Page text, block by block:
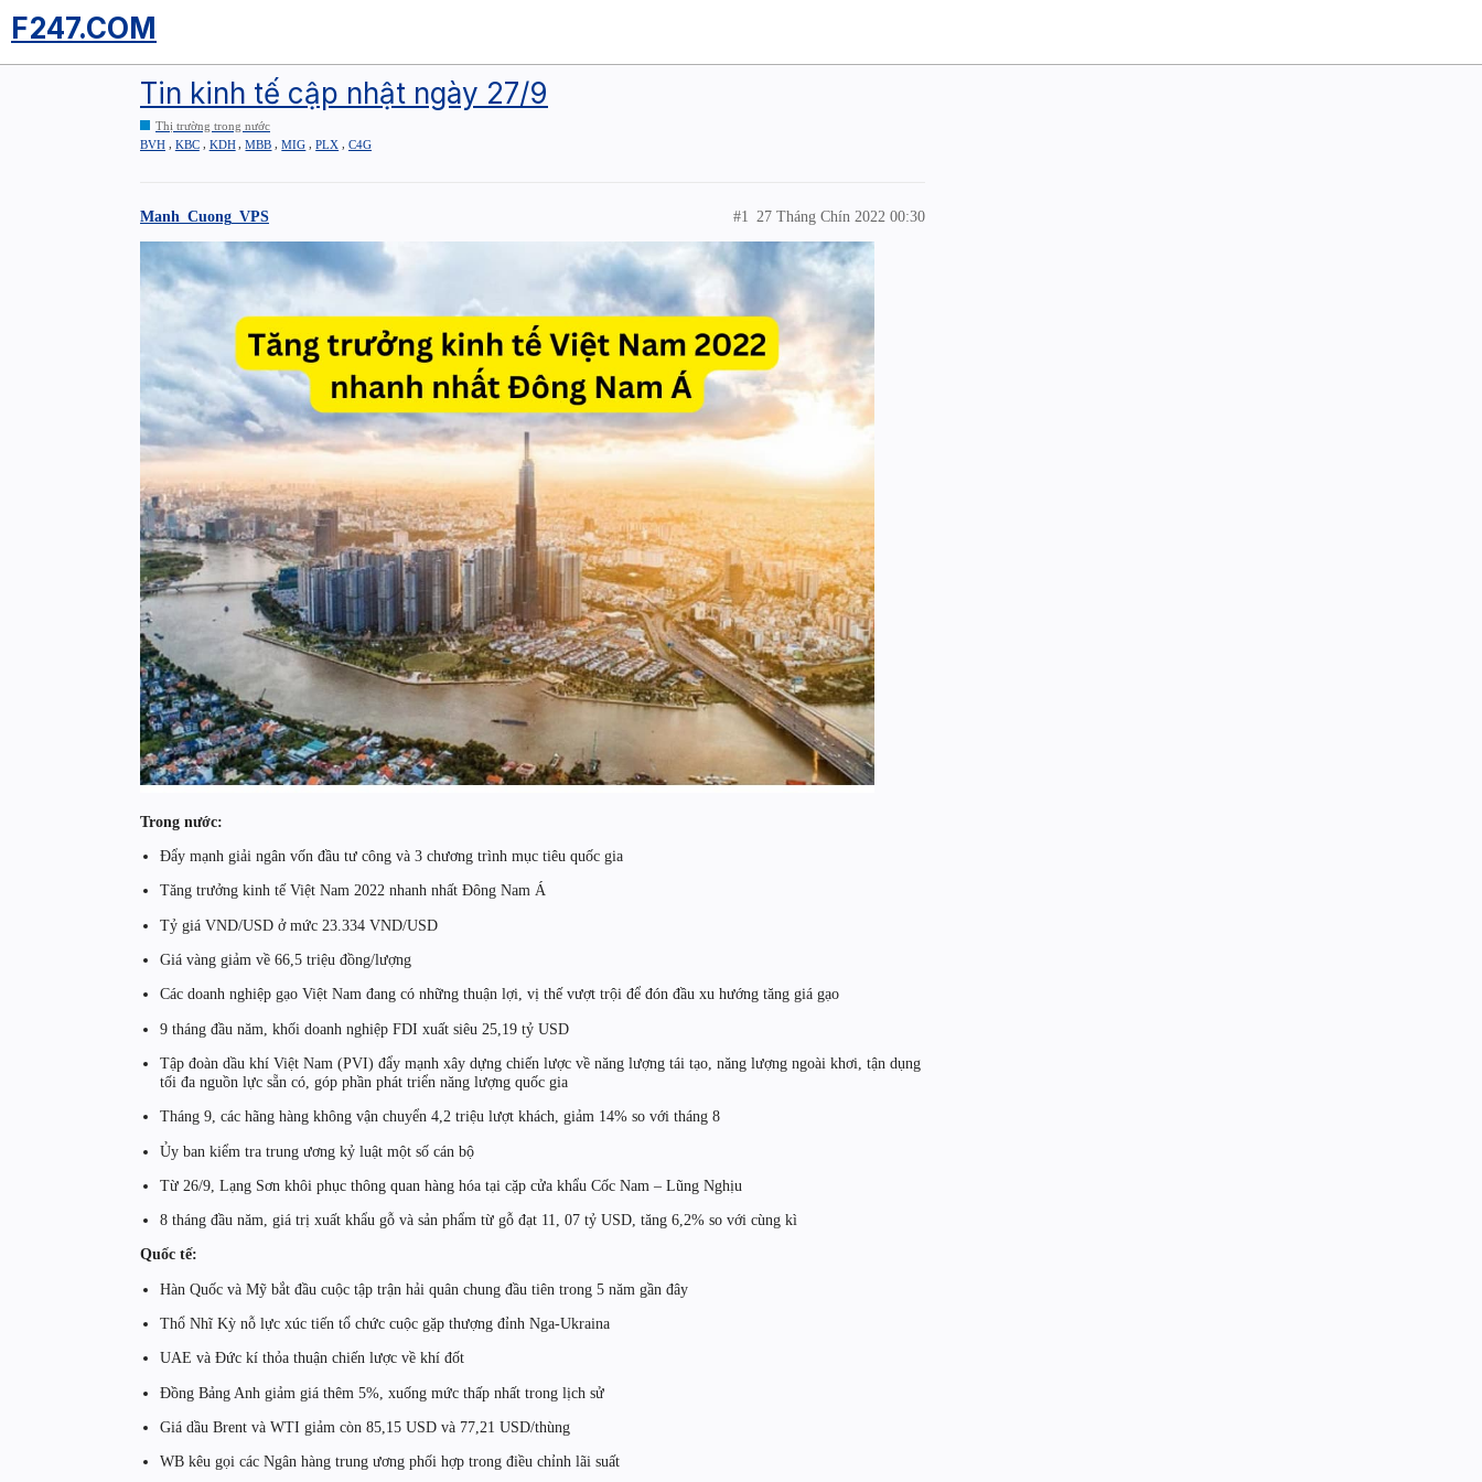
F247.COM
Tin kinh tế cập nhật ngày 27/9
Thị trường trong nước
BVH
KBC KDH ,MBB ,MIG ,PLX C4G
Manh_Cuong_VPS 27 Tháng Chín 2022 00:30
#1
Trong nước:
Đẩy mạnh giải ngân vốn đầu tư công và 3 chương trình mục tiêu quốc gia
Tăng trưởng kinh tế Việt Nam 2022 nhanh nhất Đông Nam Á
Tỷ giá VND/USD ở mức 23.334 VND/USD
Giá vàng giảm về 66,5 triệu đồng/lượng
Các doanh nghiệp gạo Việt Nam đang có những thuận lợi, vị thế vượt trội để đón đầu xu hướng tăng giá gạo
9 tháng đầu năm, khối doanh nghiệp FDI xuất siêu 25,19 tỷ USD
Tập đoàn dầu khí Việt Nam (PVI) đẩy mạnh xây dựng chiến lược về năng lượng tái tạo, năng lượng ngoài khơi, tận dụng
tối đa nguồn lực sẵn có, góp phần phát triển năng lượng quốc gia
Tháng 9, các hãng hàng không vận chuyển 4,2 triệu lượt khách, giảm 14% so với tháng 8
Ủy ban kiểm tra trung ương kỷ luật một số cán bộ
Từ 26/9, Lạng Sơn khôi phục thông quan hàng hóa tại cặp cửa khẩu Cốc Nam – Lũng Nghịu
8 tháng đầu năm, giá trị xuất khẩu gỗ và sản phẩm từ gỗ đạt 11, 07 tỷ USD, tăng 6,2% so với cùng kì
Quốc tế:
Hàn Quốc và Mỹ bắt đầu cuộc tập trận hải quân chung đầu tiên trong 5 năm gần đây
Thổ Nhĩ Kỳ nỗ lực xúc tiến tổ chức cuộc gặp thượng đỉnh Nga-Ukraina
UAE và Đức kí thỏa thuận chiến lược về khí đốt
Đồng Bảng Anh giảm giá thêm 5%, xuống mức thấp nhất trong lịch sử
Giá dầu Brent và WTI giảm còn 85,15 USD và 77,21 USD/thùng
WB kêu gọi các Ngân hàng trung ương phối hợp trong điều chỉnh lãi suất